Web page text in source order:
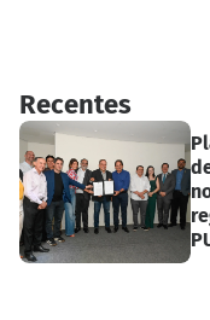
Recentes